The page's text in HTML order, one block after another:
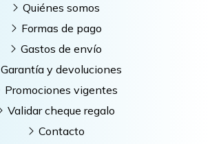
Quiénes somos
Formas de pago
Gastos de envío
Garantía y devoluciones
Promociones vigentes
Validar cheque regalo
Contacto